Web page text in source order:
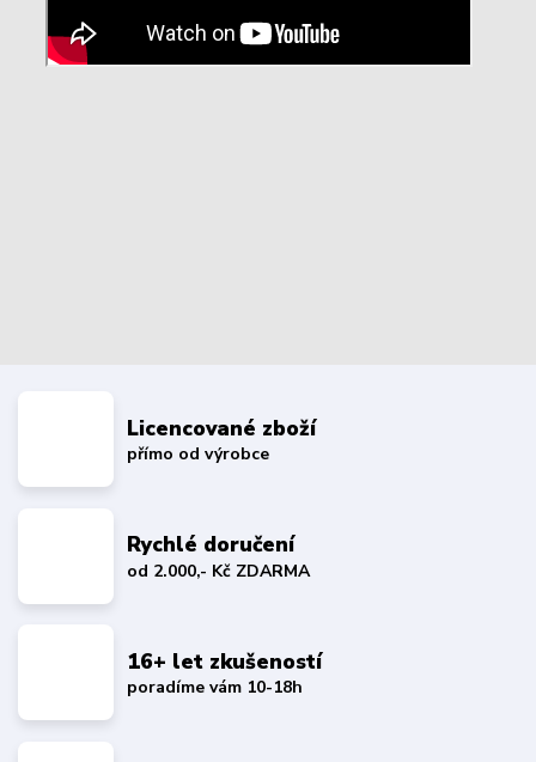
Licencované zboží
přímo od výrobce
Rychlé doručení
od 2.000,- Kč ZDARMA
16+ let zkušeností
poradíme vám 10-18h